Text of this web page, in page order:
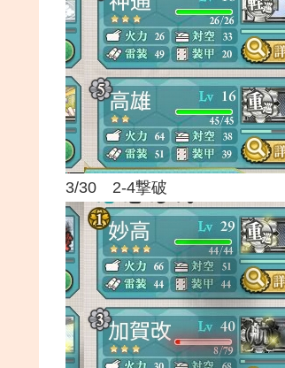
3/30 2-4撃破